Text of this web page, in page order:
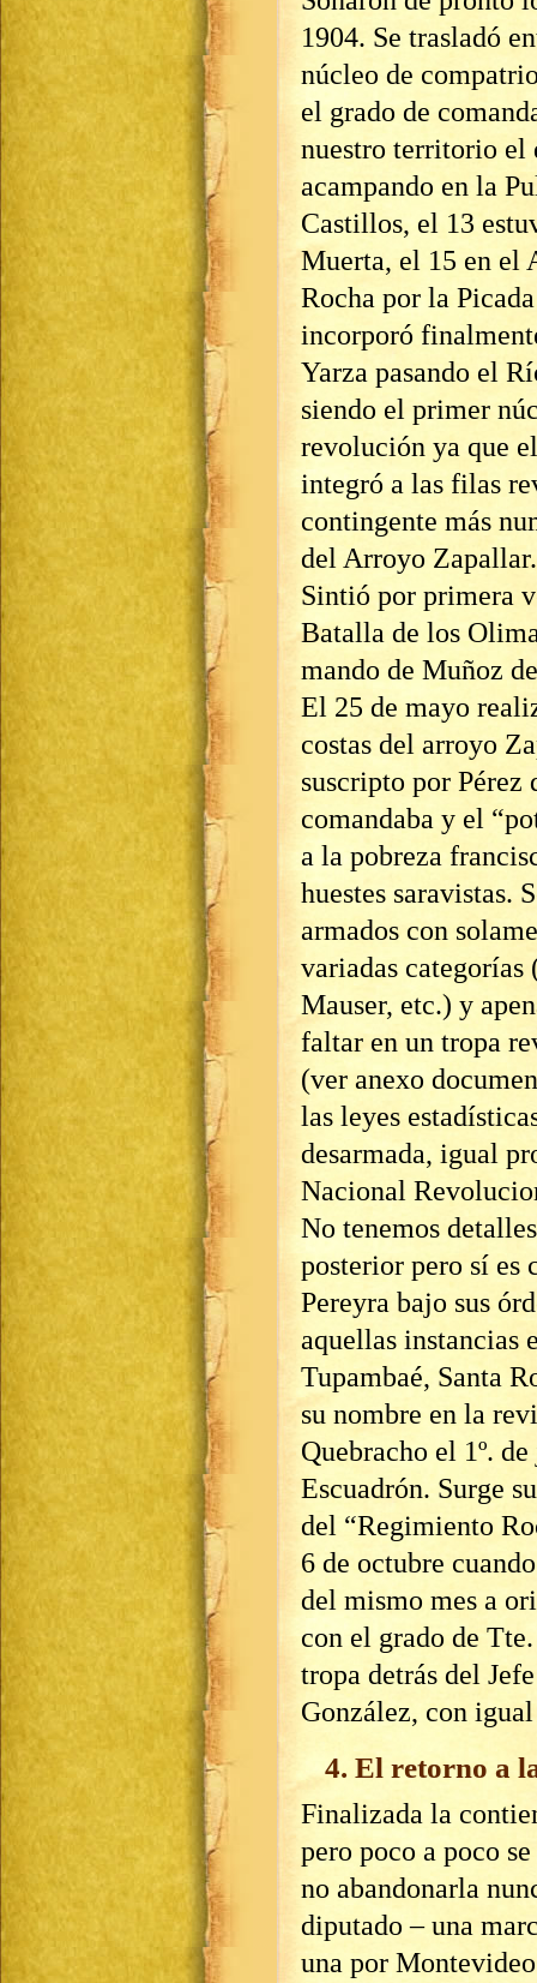
1904. Se trasladó
núcleo de
el grado de
nuestro territorio el
acampando en la
Castillos, el 13
Muerta, el 15 en el
Rocha por la
incorporó
Yarza pasando el
siendo el primer
revolución ya que
integró a las filas
contingente más
del Arroyo Zapallar.
Sintió por primera
Batalla de los
mando de Muñoz
El 25 de mayo
costas del arroyo
suscripto por Pérez
comandaba y el
a la pobreza
huestes saravistas.
armados con
variadas
Mauser, etc.) y
faltar en un tropa
(ver anexo
las leyes
desarmada, igual
Nacional
No tenemos
posterior pero sí es
Pereyra bajo sus
aquellas instancias
Tupambaé, Santa
su nombre en la
Quebracho el 1º.
Escuadrón. Surge
del “Regimiento
6 de octubre
del mismo mes a
con el grado de
tropa detrás del
González, con
4. El retorno a
Finalizada la
pero poco a poco
no abandonarla
diputado – una
una por